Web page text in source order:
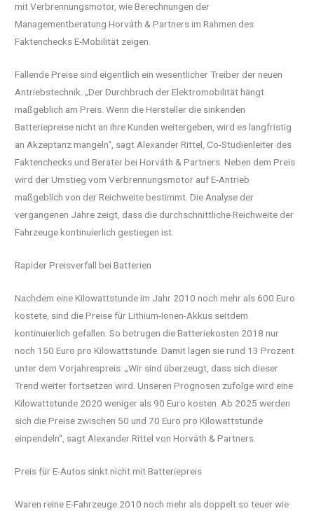
mit Verbrennungsmotor, wie Berechnungen der
Managementberatung Horváth & Partners im Rahmen des
Faktenchecks E-Mobilität zeigen.
Fallende Preise sind eigentlich ein wesentlicher Treiber der neuen
Antriebstechnik. „Der Durchbruch der Elektromobilität hängt
maßgeblich am Preis. Wenn die Hersteller die sinkenden
Batteriepreise nicht an ihre Kunden weitergeben, wird es langfristig
an Akzeptanz mangeln“, sagt Alexander Rittel, Co-Studienleiter des
Faktenchecks und Berater bei Horváth & Partners. Neben dem Preis
wird der Umstieg vom Verbrennungsmotor auf E-Antrieb
maßgeblich von der Reichweite bestimmt. Die Analyse der
vergangenen Jahre zeigt, dass die durchschnittliche Reichweite der
Fahrzeuge kontinuierlich gestiegen ist.
Rapider Preisverfall bei Batterien
Nachdem eine Kilowattstunde im Jahr 2010 noch mehr als 600 Euro
kostete, sind die Preise für Lithium-Ionen-Akkus seitdem
kontinuierlich gefallen. So betrugen die Batteriekosten 2018 nur
noch 150 Euro pro Kilowattstunde. Damit lagen sie rund 13 Prozent
unter dem Vorjahrespreis. „Wir sind überzeugt, dass sich dieser
Trend weiter fortsetzen wird. Unseren Prognosen zufolge wird eine
Kilowattstunde 2020 weniger als 90 Euro kosten. Ab 2025 werden
sich die Preise zwischen 50 und 70 Euro pro Kilowattstunde
einpendeln“, sagt Alexander Rittel von Horváth & Partners.
Preis für E-Autos sinkt nicht mit Batteriepreis
Waren reine E-Fahrzeuge 2010 noch mehr als doppelt so teuer wie